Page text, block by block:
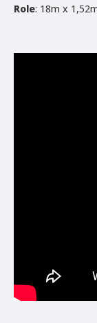
Role: 18m x